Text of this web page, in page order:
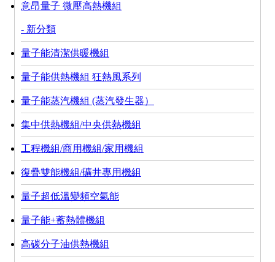
意昂量子 微壓高熱機組
- 新分類
量子能清潔供暖機組
量子能供熱機組 狂熱風系列
量子能蒸汽機組 (蒸汽發生器）
集中供熱機組/中央供熱機組
工程機組/商用機組/家用機組
復疊雙能機組/礦井專用機組
量子超低溫變頻空氣能
量子能+蓄熱體機組
高碳分子油供熱機組